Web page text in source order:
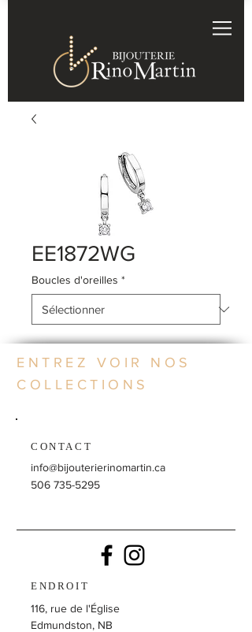
EE1872WG
Boucles d'oreilles *
ENTREZ VOIR NOS
COLLECTIONS
CONTACT
info@bijouterierinomartin.ca
506 735-5295
ENDROIT
116, rue de l'Église
Edmundston, NB